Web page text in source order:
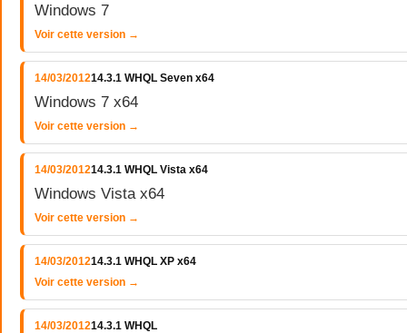
Windows 7
Voir cette version →
14/03/201214.3.1 WHQL Seven x64
Windows 7 x64
Voir cette version →
14/03/201214.3.1 WHQL Vista x64
Windows Vista x64
Voir cette version →
14/03/201214.3.1 WHQL XP x64
Voir cette version →
14/03/201214.3.1 WHQL